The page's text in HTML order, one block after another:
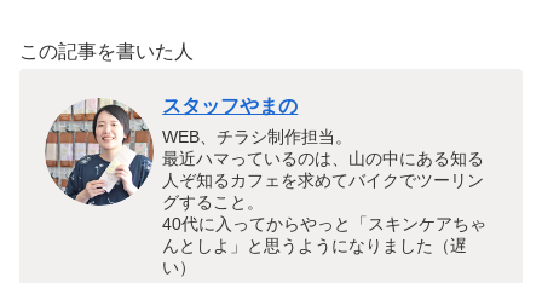
この記事を書いた人
スタッフやまの
WEB、チラシ制作担当。
最近ハマっているのは、山の中にある知る
人ぞ知るカフェを求めてバイクでツーリン
グすること。
40代に入ってからやっと「スキンケアちゃ
んとしよ」と思うようになりました（遅
い）